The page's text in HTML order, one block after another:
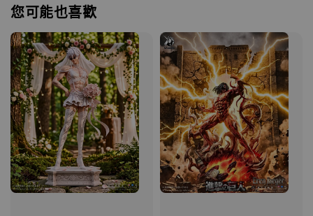
您可能也喜歡